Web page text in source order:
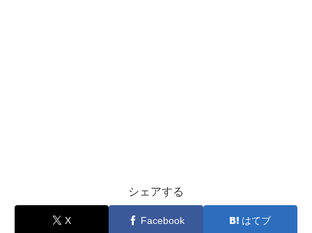
シェアする
X Facebook はてブ